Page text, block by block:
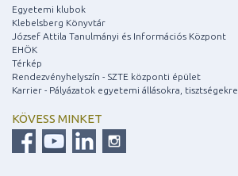
Egyetemi klubok
Klebelsberg Könyvtár
József Attila Tanulmányi és Információs Központ
EHÖK
Térkép
Rendezvényhelyszín - SZTE központi épület
Karrier - Pályázatok egyetemi állásokra, tisztségekre
KÖVESS MINKET